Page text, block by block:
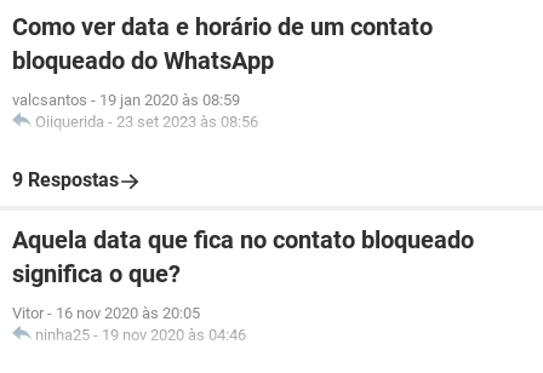
Como ver data e horário de um contato
bloqueado do WhatsApp
valcsantos - 19 jan 2020 às 08:59
Oiiquerida - 23 set 2023 às 08:56
9 Respostas
Aquela data que fica no contato bloqueado
significa o que?
Vitor - 16 nov 2020 às 20:05
ninha25 - 19 nov 2020 às 04:46